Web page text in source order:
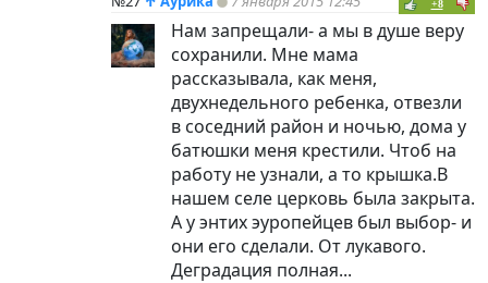
+8
Нам запрещали- а мы в душе веру
сохранили. Мне мама
рассказывала, как меня,
двухнедельного ребенка, отвезли
в соседний район и ночью, дома у
батюшки меня крестили. Чтоб на
работу не узнали, а то крышка.В
нашем селе церковь была закрыта.
А у энтих эуропейцев был выбор- и
они его сделали. От лукавого.
Деградация полная...